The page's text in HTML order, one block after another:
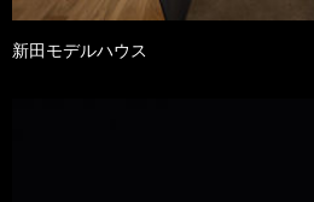
新田モデルハウス